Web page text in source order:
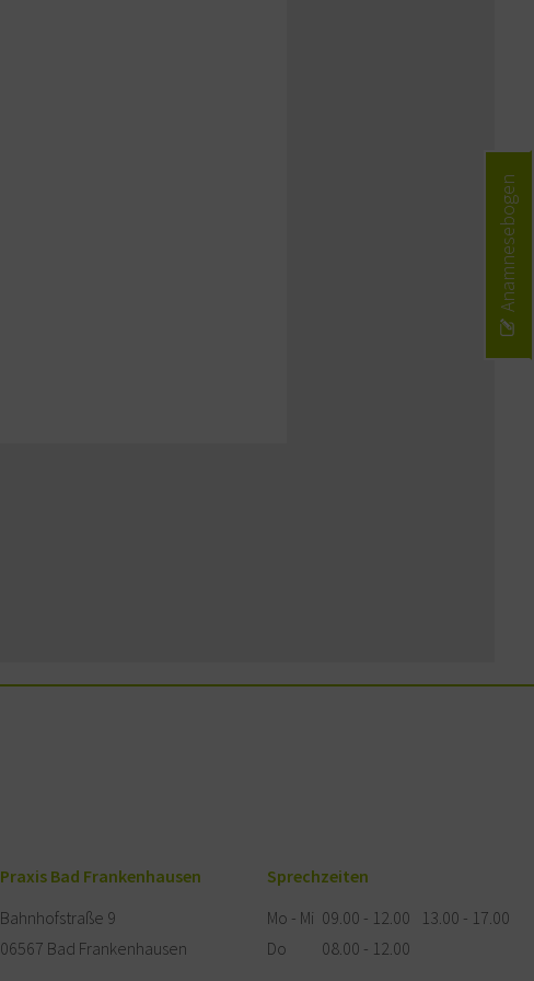
Praxis Bad Frankenhausen
Bahnhofstraße 9
06567 Bad Frankenhausen
Sprechzeiten
Mo - Mi 09.00 - 12.00
13.00 - 17.00
Do
08.00 - 12.00
Anamnesebogen